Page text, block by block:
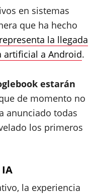
en sistemas
que ha hecho
la llegada
artificial a Android.
estarán
de momento no
anunciado todas
los primeros
la experiencia